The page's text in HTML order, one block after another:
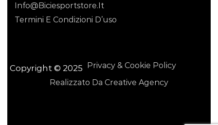
Info@biciesportstore.it
Termini E Condizioni D’uso
Copyright © 2025 Privacy & Cookie Policy
Realizzato Da Creative Agency